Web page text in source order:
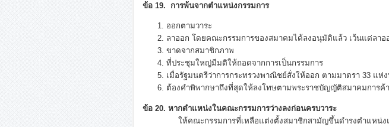
ข้อ 19. การพ้นจากตำแหน่งกรรมการ
ออกตามวาระ
ลาออก โดยคณะกรรมการของสมาคมได้ลงอนุมัติแล้ว เว้นแต่ลาอ
ขาดจากสมาชิกภาพ
ที่ประชุมใหญ่มีมติให้ถอดจากการเป็นกรรมการ
เมื่อรัฐมนตรีว่าการกระทรวงพาณิชย์สั่งให้ออก ตามมาตรา 33 แ
ต้องคำพิพากษาถึงที่สุดให้ลงโทษตามพระราชบัญญัติสมาคมการค้
ข้อ 20. หากตำแหน่งในคณะกรรมการว่างลงก่อนครบวาระ
ให้คณะกรรมการที่เหลือแต่งตั้งสมาชิกสามัญขึ้นดำรงตำแหน่งแท